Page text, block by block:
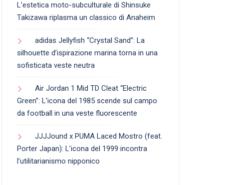
L’estetica moto-subculturale di Shinsuke
Takizawa riplasma un classico di Anaheim
adidas Jellyfish “Crystal Sand”: La
silhouette d’ispirazione marina torna in una
sofisticata veste neutra
Air Jordan 1 Mid TD Cleat “Electric
Green”: L’icona del 1985 scende sul campo
da football in una veste fluorescente
JJJJound x PUMA Laced Mostro (feat.
Porter Japan): L’icona del 1999 incontra
l’utilitarianismo nipponico